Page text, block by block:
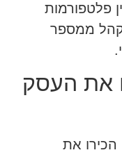
ממספר
את העסק
את